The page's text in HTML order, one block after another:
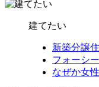
建てたい
新築分譲
フォーシ
なぜか女